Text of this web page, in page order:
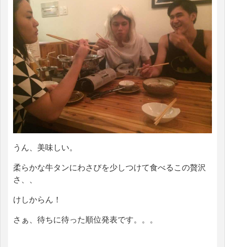
うん、美味しい。
柔らかな牛タンにわさびを少しつけて食べるこの贅沢
さ、、
けしからん！
さぁ、待ちに待った順位発表です。。。